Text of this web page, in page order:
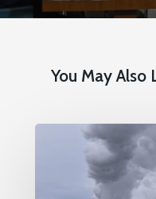
You May Also